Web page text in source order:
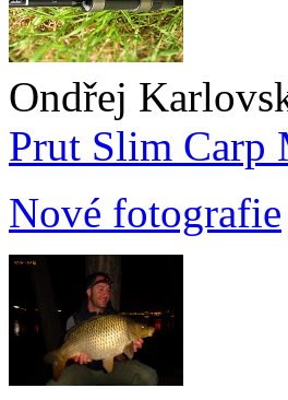
Ondřej
Prut Slim Carp
Nové fotografie